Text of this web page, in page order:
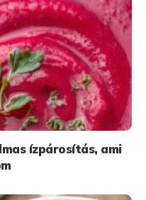
ízpárosítás, ami